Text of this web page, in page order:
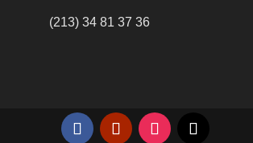
(213) 34 81 37 36